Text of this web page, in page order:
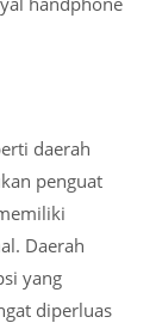
daerah
penguat
Daerah
yang
diperluas